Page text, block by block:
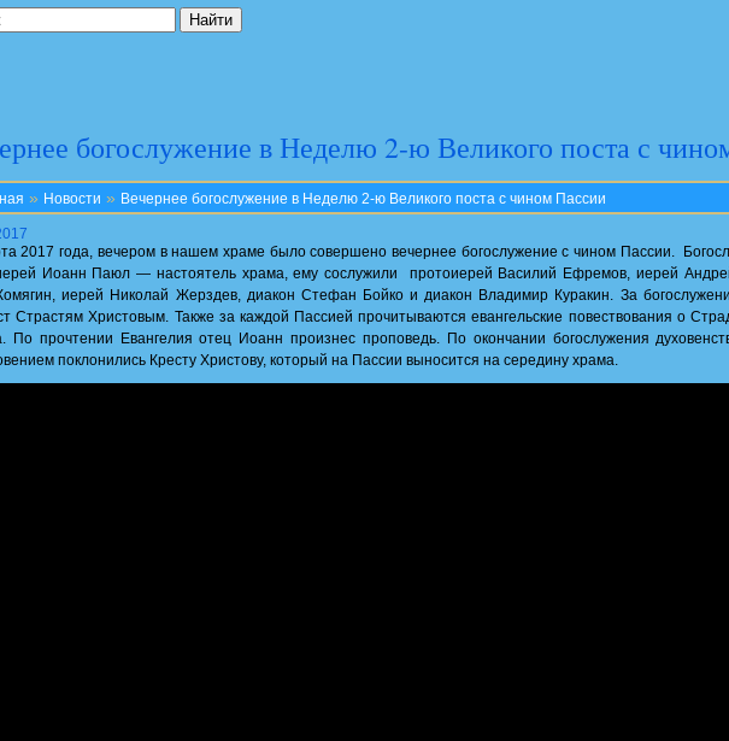
богослужение в Неделю 2-ю Великого поста с
» Новости » Вечернее богослужение в Неделю 2-ю Великого поста с чином Пассии
2017 года, вечером в нашем храме было совершено вечернее богослужение с чином Пассии.
Иоанн Паюл — настоятель храма, ему сослужили протоиерей Василий Ефремов, иерей
иерей Николай Жерздев, диакон Стефан Бойко и диакон Владимир Куракин. За
Страстям Христовым. Также за каждой Пассией прочитываются евангельские повествования о
По прочтении Евангелия отец Иоанн произнес проповедь. По окончании богослужения
поклонились Кресту Христову, который на Пассии выносится на середину храма.